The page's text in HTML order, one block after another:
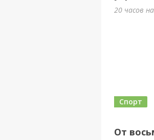
20 часов
От
Спорт